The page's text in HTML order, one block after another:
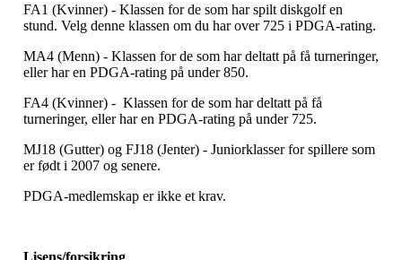
FA1 (Kvinner) - Klassen for de som har spilt diskgolf en
stund. Velg denne klassen om du har over 725 i PDGA-rating.
MA4 (Menn) - Klassen for de som har deltatt på få turneringer,
eller har en PDGA-rating på under 850.
FA4 (Kvinner) - Klassen for de som har deltatt på få
turneringer, eller har en PDGA-rating på under 725.
MJ18 (Gutter) og FJ18 (Jenter) - Juniorklasser for spillere som
er født i 2007 og senere.
PDGA-medlemskap er ikke et krav.
Lisens/forsikring